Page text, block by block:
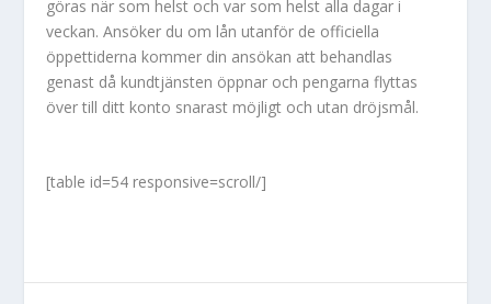
göras när som helst och var som helst alla dagar i
veckan. Ansöker du om lån utanför de officiella
öppettiderna kommer din ansökan att behandlas
genast då kundtjänsten öppnar och pengarna flyttas
över till ditt konto snarast möjligt och utan dröjsmål.
[table id=54 responsive=scroll/]